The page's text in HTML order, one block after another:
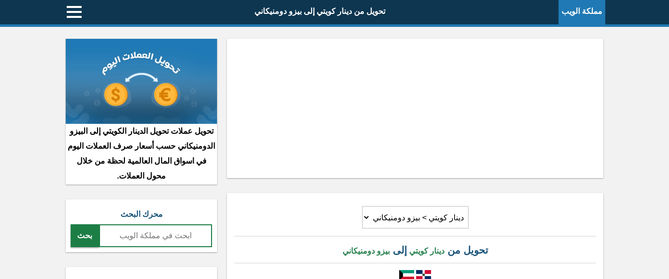
مملكة الويب تحويل من دينار كويتي إلى بيزو دومنيكاني
تحويل مندينار كويتي إلىبيزو دومنيكاني
تحويل عملات تحويل الدينار الكويتي إلى البيزو
الدومنيكاني حسب أسعار صرف العملات اليوم
في اسواق المال العالمية لحظة من خلال
محول العملات.
محرك البحث
بحث